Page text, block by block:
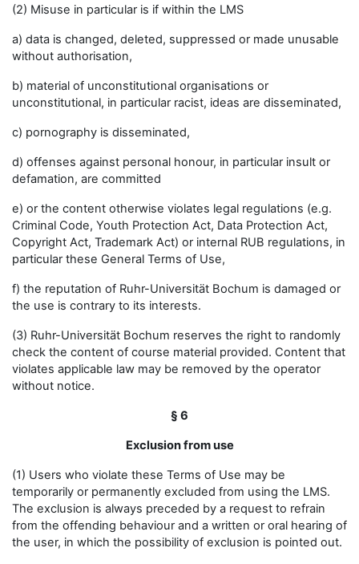
(2) Misuse in particular is if within the LMS
a) data is changed, deleted, suppressed or made unusable
without authorisation,
b) material of unconstitutional organisations or
unconstitutional, in particular racist, ideas are disseminated,
c) pornography is disseminated,
d) offenses against personal honour, in particular insult or
defamation, are committed
e) or the content otherwise violates legal regulations (e.g.
Criminal Code, Youth Protection Act, Data Protection Act,
Copyright Act, Trademark Act) or internal RUB regulations, in
particular these General Terms of Use,
f) the reputation of Ruhr-Universität Bochum is damaged or
the use is contrary to its interests.
(3) Ruhr-Universität Bochum reserves the right to randomly
check the content of course material provided. Content that
violates applicable law may be removed by the operator
without notice.
§ 6
Exclusion from use
(1) Users who violate these Terms of Use may be
temporarily or permanently excluded from using the LMS.
The exclusion is always preceded by a request to refrain
from the offending behaviour and a written or oral hearing of
the user, in which the possibility of exclusion is pointed out.